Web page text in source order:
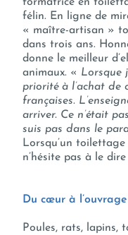
félin. En ligne de
« maître-artisan »
dans trois ans.
donne le meilleur
animaux. « Lorsque
priorité à l’achat de
françaises.
arriver. Ce n’était
suis pas dans le
Lorsqu’un
n’hésite pas à le
Du cœur à l’ouvrage
Poules, rats, lapins,